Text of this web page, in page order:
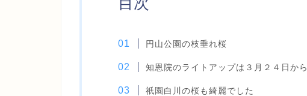
円山公園の枝垂れ桜
知恩院のライトアップは３月２４日から
祇園白川の桜も綺麗でした